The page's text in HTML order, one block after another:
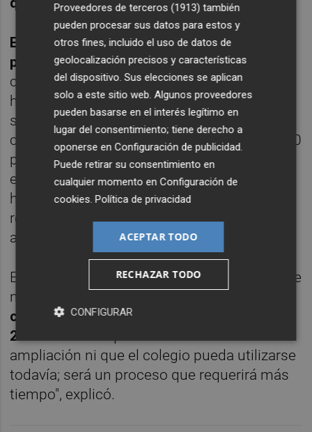
El alcalde también mostró su preocupación
por el retrasoen la construcción del nuevo
colegio Bienvenido Conejero, que todavía no
ha salido a licitación. “Nuestros jóvenes
siguen en aulas prefabricadas y la población
continúa aumentando, prácticamente en 900
personas al año”, afirmó, advirtiendo de que
el municipio podría superar ya los 22.000
habitantes. "Nos preocupa que, lejos de
reducirse el número de barracones, siga
aumentando el próximo curso", lamentó.
En este sentido, Pérez Cervera reconoció que
ni la ampliación del instituto
colegio estarán listos para el curso 2026-
2027.
ampliación ni que el colegio pueda utilizarse
todavía; será un proceso que requerirá más
tiempo", explicó.
Proveedores de terceros (1913) también
pueden procesar sus datos para estos y
otros fines, incluido el uso de datos de
geolocalización precisos y características
del dispositivo. Sus elecciones se aplican
solo a este sitio web. Algunos proveedores
pueden basarse en el interés legítimo en
lugar del consentimiento; tiene derecho a
oponerse enConfiguración de publicidad
Puede retirar su consentimiento en
cualquier momento enConfiguración de
cookies .Política de privacidad
ACEPTAR TODO
RECHAZAR TODO
CONFIGURAR